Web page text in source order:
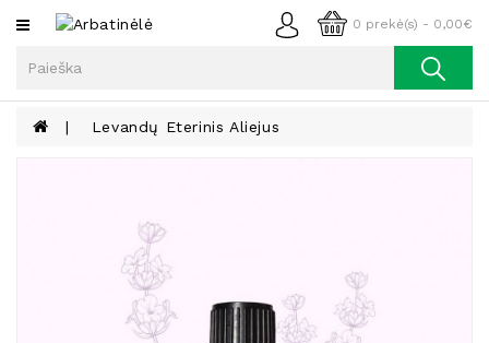
0 prekė(s) - 0,00€
Kategorijos
Kava
Levandų Eterinis Aliejus